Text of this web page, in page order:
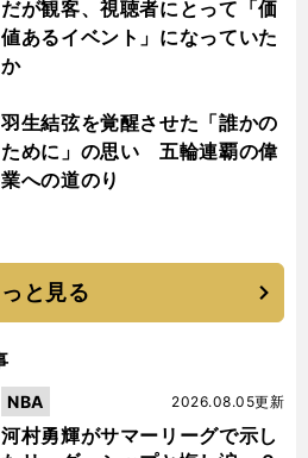
だが観客、視聴者にとって「価
値あるイベント」になっていた
か
羽生結弦を覚醒させた「誰かの
ために」の思い 五輪連覇の偉
業への道のり
と見る
河村勇輝がサマーリーグで示し
2026.08.05更新
NBA